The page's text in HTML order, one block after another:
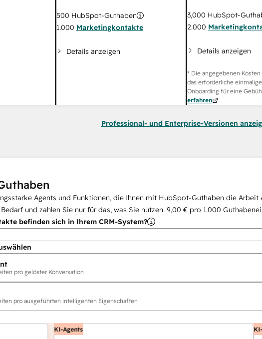
500 HubSpot-Guthaben
1.000 Marketingkontakte
Details anzeigen
3,000 HubSpot-
2.000
Details anzeigen
* Die angegebenen
das erforderliche
Onboarding für eine
erfahren
Professional- und Enterprise-Versionen
Agents und Funktionen, die Ihnen mit HubSpot-Guthaben die Arbeit
und zahlen Sie nur für das, was Sie nutzen. 9,00 € pro 1.000
befinden sich in Ihrem CRM-System?
pro gelöster Konversation
pro ausgeführten intelligenten Eigenschaften
KI-Agents KI-